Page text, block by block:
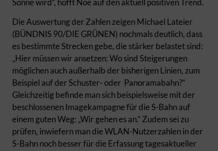
Sonne wird“, hofft Noë auf den aktuell positiven Trend.
Die Auswertung der Zahlen zeigen Michael Lateier
(BÜNDNIS 90/DIE GRÜNEN) nochmals deutlich, dass
es bestimmte Strecken gebe, die stärker belastet sind:
„Hier müssen wir ansetzen: Wo sind Steigerungen
möglichen auch außerhalb der bisherigen Linien, zum
Beispiel auf der Schuster- oder Panoramabahn?“
Gleichzeitig befinde man sich beispielsweise mit der
beschlossenen Imagekampagne für die S-Bahn auf
einem guten Weg: „Wir gehen es an.“ Zudem sei zu
prüfen, inwiefern man die WLAN-Nutzerzahlen in der
S-Bahn noch besser für die Erfassung tagesaktueller